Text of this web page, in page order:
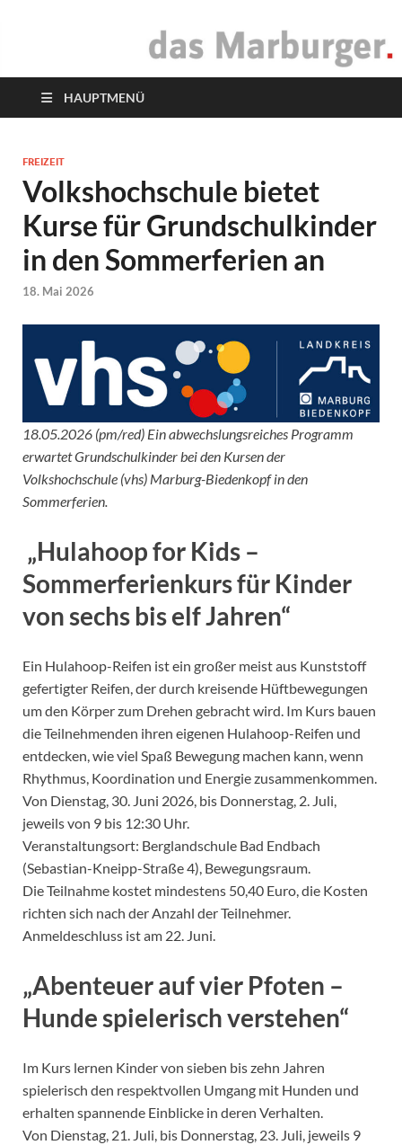
das Marburger.
HAUPTMENÜ
FREIZEIT
Volkshochschule bietet
Kurse für Grundschulkinder
in den Sommerferien an
18. Mai 2026
18.05.2026 (pm/red) Ein abwechslungsreiches Programm
erwartet Grundschulkinder bei den Kursen der
Volkshochschule (vhs) Marburg-Biedenkopf in den
Sommerferien.
„Hulahoop for Kids –
Sommerferienkurs für Kinder
von sechs bis elf Jahren“
Ein Hulahoop-Reifen ist ein großer meist aus Kunststoff
gefertigter Reifen, der durch kreisende Hüftbewegungen
um den Körper zum Drehen gebracht wird. Im Kurs bauen
die Teilnehmenden ihren eigenen Hulahoop-Reifen und
entdecken, wie viel Spaß Bewegung machen kann, wenn
Rhythmus, Koordination und Energie zusammenkommen.
Von Dienstag, 30. Juni 2026, bis Donnerstag, 2. Juli,
jeweils von 9 bis 12:30 Uhr.
Veranstaltungsort: Berglandschule Bad Endbach
(Sebastian-Kneipp-Straße 4), Bewegungsraum.
Die Teilnahme kostet mindestens 50,40 Euro, die Kosten
richten sich nach der Anzahl der Teilnehmer.
Anmeldeschluss ist am 22. Juni.
„Abenteuer auf vier Pfoten –
Hunde spielerisch verstehen“
Im Kurs lernen Kinder von sieben bis zehn Jahren
spielerisch den respektvollen Umgang mit Hunden und
erhalten spannende Einblicke in deren Verhalten.
Von Dienstag, 21. Juli, bis Donnerstag, 23. Juli, jeweils 9